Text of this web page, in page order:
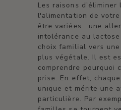
Les raisons d'éliminer
l'alimentation de
être variées : une
intolérance au lactose
choix familial vers
plus végétale. Il est
comprendre pourquoi
prise. En effet,
unique et mérite une
particulière. Par